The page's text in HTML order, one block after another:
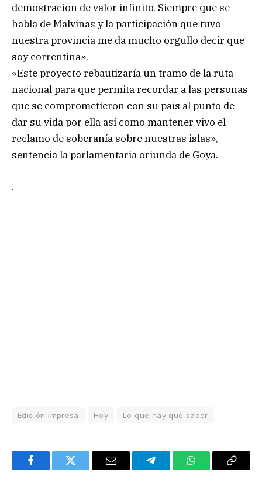
demostración de valor infinito. Siempre que se
habla de Malvinas y la participación que tuvo
nuestra provincia me da mucho orgullo decir que
soy correntina».
«Este proyecto rebautizaría un tramo de la ruta
nacional para que permita recordar a las personas
que se comprometieron con su país al punto de
dar su vida por ella así como mantener vivo el
reclamo de soberanía sobre nuestras islas»,
sentencia la parlamentaria oriunda de Goya.
.
Edición Impresa Hoy Lo que hay que saber
FacebookTwitter Email TelegramWhatsAppCopy